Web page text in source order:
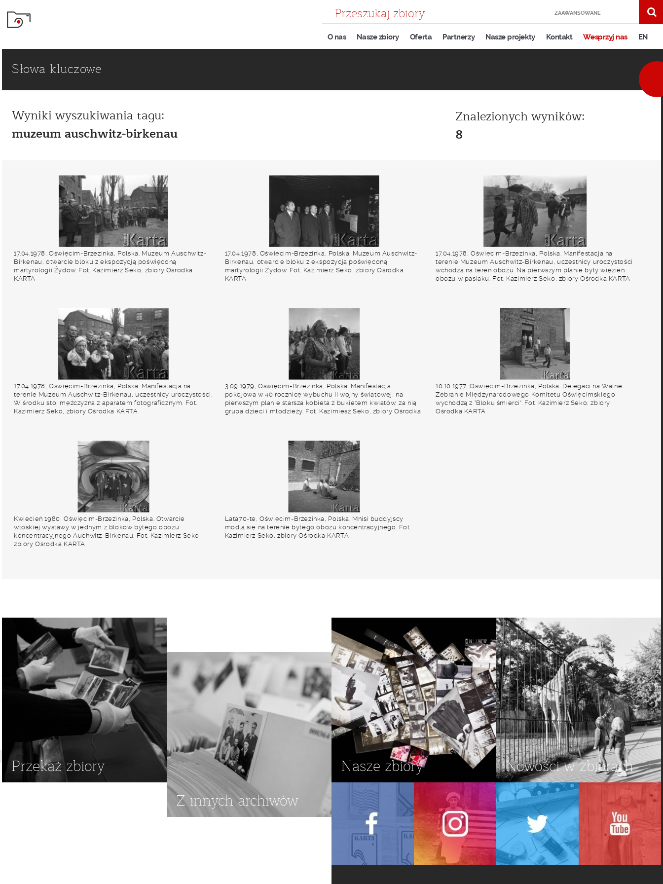
ZAAWANSOWANE
O nas Nasze zbiory Oferta Partnerzy Nasze projekty Kontakt Wesprzyj nas EN
Słowa kluczowe
Wyniki wyszukiwania tagu:
muzeum auschwitz-birkenau
Znalezionych wyników:
8
17.04.1978, Oświęcim-Brzezinka, Polska. Muzeum Auschwitz-
Birkenau, otwarcie bloku z ekspozycją poświęconą
martyrologii Żydów. Fot. Kazimierz Seko, zbiory Ośrodka
KARTA
17.04.1978, Oświęcim-Brzezinka, Polska. Muzeum Auschwitz-
Birkenau, otwarcie bloku z ekspozycją poświęconą
martyrologii Żydów. Fot. Kazimierz Seko, zbiory Ośrodka
KARTA
17.04.1978, Oświęcim-Brzezinka, Polska. Manifestacja na
terenie Muzeum Auschwitz-Birkenau, uczestnicy uroczystości
wchodzą na teren obozu. Na pierwszym planie były więzień
obozu w pasiaku. Fot. Kazimierz Seko, zbiory Ośrodka KARTA
17.04.1978, Oświęcim-Brzezinka, Polska. Manifestacja na
terenie Muzeum Auschwitz-Birkenau, uczestnicy uroczystości.
W środku stoi mężczyzna z aparatem fotograficznym. Fot.
Kazimierz Seko, zbiory Ośrodka KARTA
3.09.1979, Oświęcim-Brzezinka, Polska. Manifestacja
pokojowa w 40 rocznicę wybuchu II wojny światowej, na
pierwszym planie starsza kobieta z bukietem kwiatów, za nią
grupa dzieci i młodzieży. Fot. Kazimiesz Seko, zbiory Ośrodka
10.10.1977, Oświęcim-Brzezinka, Polska. Delegaci na Walne
Zebranie Międzynarodowego Komitetu Oświęcimskiego
wychodzą z "Bloku śmierci". Fot. Kazimierz Seko, zbiory
Ośrodka KARTA
Kwiecień 1980, Oświęcim-Brzezinka, Polska. Otwarcie
włoskiej wystawy w jednym z bloków byłego obozu
koncentracyjnego Auchwitz-Birkenau. Fot. Kazimierz Seko,
zbiory Ośrodka KARTA
Lata70-te, Oświęcim-Brzezinka, Polska. Mnisi buddyjscy
modlą się na terenie byłego obozu koncentracyjnego. Fot.
Kazimierz Seko, zbiory Ośrodka KARTA
Przekaż zbiory
Z innych archiwów
Nasze zbiory Nowości w zbiorach